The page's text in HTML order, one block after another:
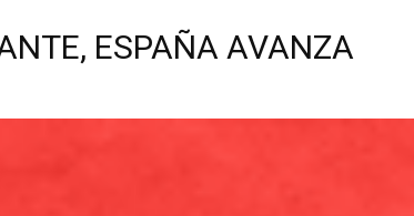
ESPAÑA AVANZA